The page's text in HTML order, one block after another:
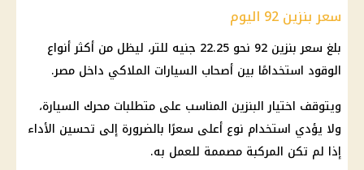
سعر بنزين 92 اليوم
بلغ سعر بنزين 92 نحو 22.25 جنيه للتر، ليظل من أكثر أنواع
الوقود استخدامًا بين أصحاب السيارات الملاكي داخل مصر.
ويتوقف اختيار البنزين المناسب على متطلبات محرك السيارة،
ولا يؤدي استخدام نوع أعلى سعرًا بالضرورة إلى تحسين الأداء
إذا لم تكن المركبة مصممة للعمل به.